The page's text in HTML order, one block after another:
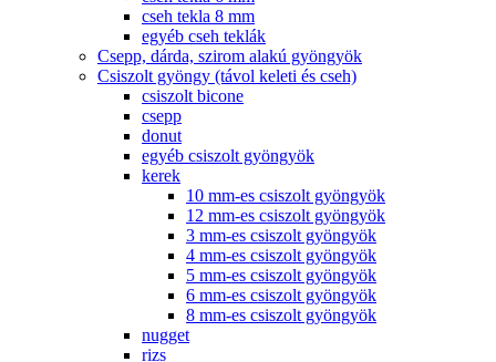
cseh tekla 8 mm
egyéb cseh teklák
Csepp, dárda, szirom alakú gyöngyök
Csiszolt gyöngy (távol keleti és cseh)
csiszolt bicone
csepp
donut
egyéb csiszolt gyöngyök
kerek
10 mm-es csiszolt gyöngyök
12 mm-es csiszolt gyöngyök
3 mm-es csiszolt gyöngyök
4 mm-es csiszolt gyöngyök
5 mm-es csiszolt gyöngyök
6 mm-es csiszolt gyöngyök
8 mm-es csiszolt gyöngyök
nugget
rizs